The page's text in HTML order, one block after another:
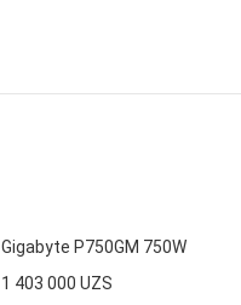
Gigabyte P750GM 750W
1 403 000 UZS